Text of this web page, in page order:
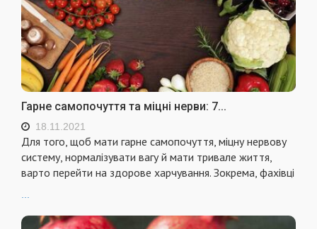
Гарне самопочуття та міцні нерви: 7...
18.11.2021
Для того, щоб мати гарне самопочуття, міцну нервову
систему, нормалізувати вагу й мати тривале життя,
варто перейти на здорове харчування. Зокрема, фахівці